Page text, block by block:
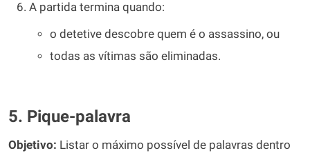
A partida termina quando:
o detetive descobre quem é o assassino, ou
todas as vítimas são eliminadas.
5. Pique-palavra
Objetivo: Listar o máximo possível de palavras dentro